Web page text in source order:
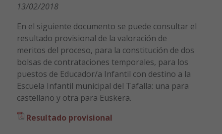
13/02/2018
En el siguiente documento se puede consultar el
resultado provisional de la valoración de
meritos del proceso, para la constitución de dos
bolsas de contrataciones temporales, para los
puestos de Educador/a Infantil con destino a la
Escuela Infantil municipal del Tafalla: una para
castellano y otra para Euskera.
Resultado provisional